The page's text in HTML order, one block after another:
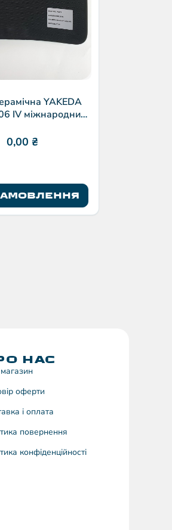
YAKEDA
IV міжнародний
0,00 ₴
НАС
оферти
і оплата
повернення
конфіденційності